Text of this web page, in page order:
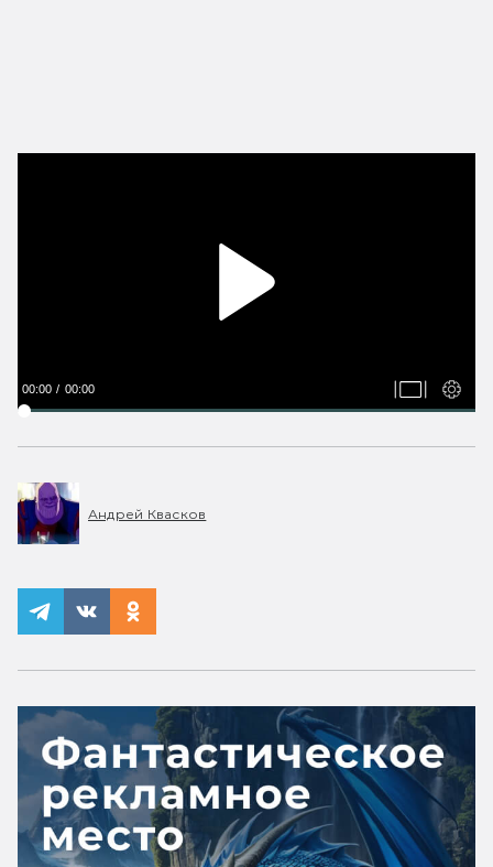
00:00 00:00
Андрей Квасков